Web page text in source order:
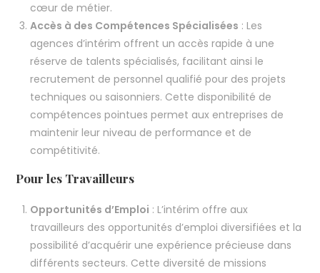
cœur de métier.
Accès à des Compétences Spécialisées : Les
agences d’intérim offrent un accès rapide à une
réserve de talents spécialisés, facilitant ainsi le
recrutement de personnel qualifié pour des projets
techniques ou saisonniers. Cette disponibilité de
compétences pointues permet aux entreprises de
maintenir leur niveau de performance et de
compétitivité.
Pour les Travailleurs
Opportunités d’Emploi : L’intérim offre aux
travailleurs des opportunités d’emploi diversifiées et la
possibilité d’acquérir une expérience précieuse dans
différents secteurs. Cette diversité de missions